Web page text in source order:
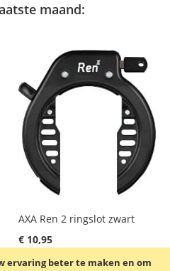
ervaring beter te maken en om
maand:
AXA Ren 2 ringslot zwart
€ 10,95
Incl. 21% BTW , excl.